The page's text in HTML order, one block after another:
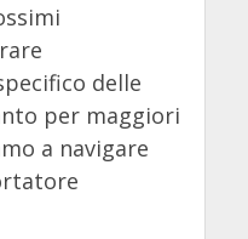
delle
per maggiori
a navigare